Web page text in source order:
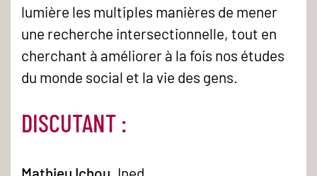
lumière les multiples manières de mener
une recherche intersectionnelle, tout en
cherchant à améliorer à la fois nos études
du monde social et la vie des gens.
DISCUTANT :